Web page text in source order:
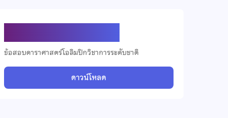
ข้อสอบดาราศาสตร์โอลิมปิกวิชาการระดับชาติ
ดาวน์โหลด